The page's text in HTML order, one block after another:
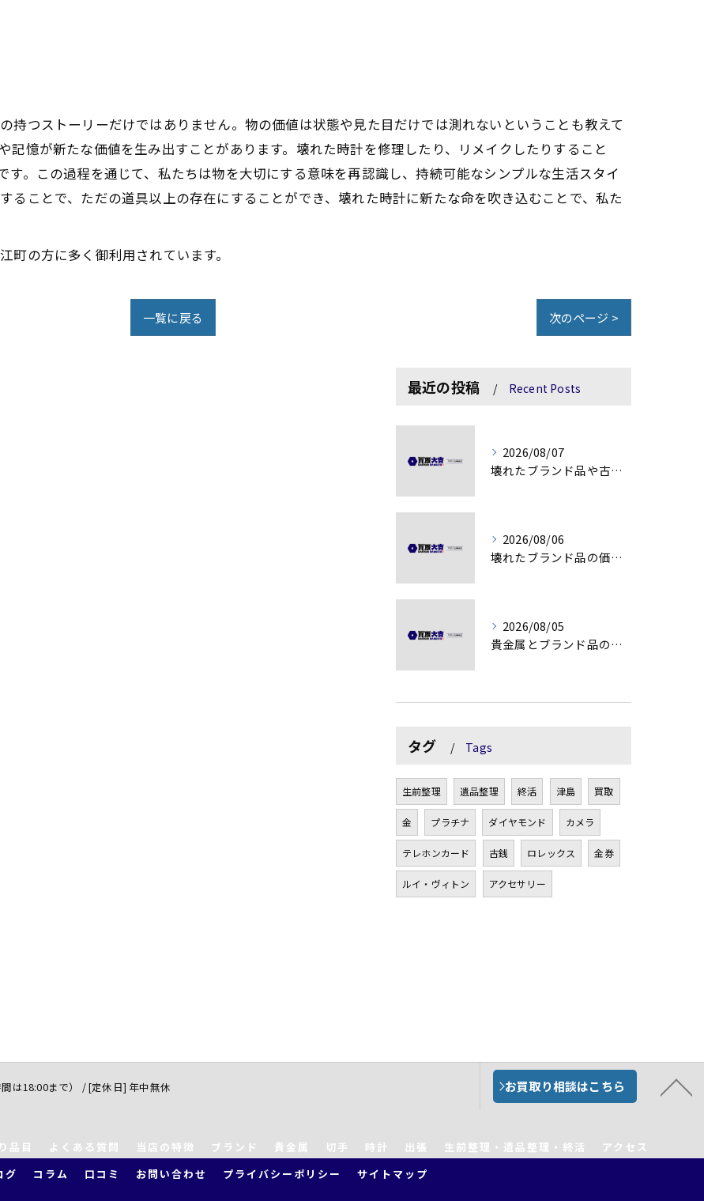
持つストーリーだけではありません。物の価値は状態や見た目だけでは測れないということも教えて
記憶が新たな価値を生み出すことがあります。壊れた時計を修理したり、リメイクしたりすること
す。この過程を通じて、私たちは物を大切にする意味を再認識し、持続可能なシンプルな生活スタイ
ることで、ただの道具以上の存在にすることができ、壊れた時計に新たな命を吹き込むことで、私た
の方に多く御利用されています。
一覧に戻る 次のページ >
最近の投稿 Recent Posts
2026/08/07
壊れたブランド品や古物の価値を見極める秘訣
2026/08/06
壊れたブランド品の価値を見極める技術とは
2026/08/05
貴金属とブランド品の価値変動を見極める方法
タグ Tags
生前整理 遺品整理 終活 津島 買取
金 プラチナ ダイヤモンド カメラ
テレホンカード 古銭 ロレックス 金券
ルイ・ヴィトン アクセサリー
は18:00まで） / [定休日] 年中無休 お買取り相談はこちら
品目 よくある質問 当店の特徴 ブランド 貴金属 切手 時計 出張 生前整理・遺品整理・終活
アクセス
グ コラム 口コミ お問い合わせ プライバシーポリシー サイトマップ